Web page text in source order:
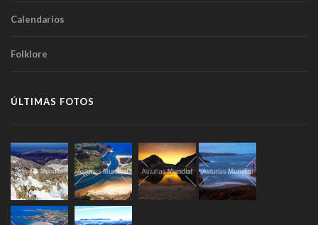
Calendarios
Folklore
ÚLTIMAS FOTOS